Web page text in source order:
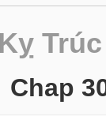
Chap